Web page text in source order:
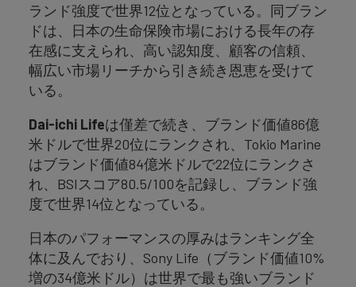
ランド強度で世界12位となっている。同ブラン
ドは、日本の生命保険市場における長年の存
在感に支えられ、高い認知度、顧客の信頼、
幅広い市場リーチから引き続き恩恵を受けて
いる。
Dai-ichi Lifeは僅差で続き、ブランド価値86億
米ドルで世界20位にランクされ、Tokio Marine
はブランド価値84億米ドルで22位にランクさ
れ、BSIスコア80.5/100を記録し、ブランド強
度で世界14位となっている。
日本のパフォーマンスの厚みはランキング全
体に及んでおり、Sony Life（ブランド価値10%
増の34億米ドル）は世界で最も強いブランド